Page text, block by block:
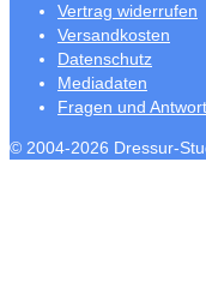
Vertrag widerrufen
Versandkosten
Datenschutz
Mediadaten
Fragen und
© 2004-2026 Dressur-